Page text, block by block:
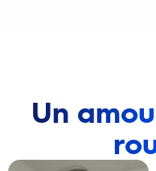
Un
Lire la vidéo : Une jeune femme